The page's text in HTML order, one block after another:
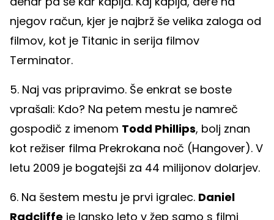
njegov račun, kjer je najbrž še velika zaloga od
filmov, kot je Titanic in serija filmov
Terminator.
5. Naj vas pripravimo. Še enkrat se boste
vprašali: Kdo? Na petem mestu je namreč
gospodič z imenom Todd Phillips, bolj znan
kot režiser filma Prekrokana noč (Hangover). V
letu 2009 je bogatejši za 44 milijonov dolarjev.
6. Na šestem mestu je prvi igralec. Daniel
Radcliffe je lansko leto v žep samo s filmi